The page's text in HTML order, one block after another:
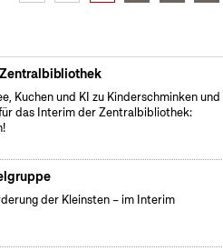
Kuchen und KI zu Kinderschminken und
das Interim der Zentralbibliothek:
der Kleinsten – im Interim